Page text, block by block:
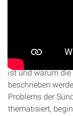
Nießner mit einer
die grundlegende
ist und warum die
beschrieben
Problems der
thematisiert,